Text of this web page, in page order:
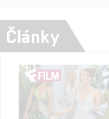
Články